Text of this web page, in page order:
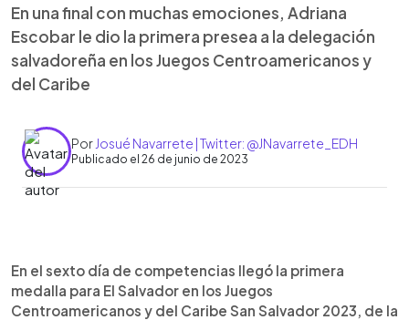
En una final con muchas emociones, Adriana
Escobar le dio la primera presea a la delegación
salvadoreña en los Juegos Centroamericanos y
del Caribe
Por Josué Navarrete | Twitter: @JNavarrete_EDH
Publicado el 26 de junio de 2023
Escuchar artículo
En el sexto día de competencias llegó la primera
medalla para El Salvador en los Juegos
Centroamericanos y del Caribe San Salvador 2023, de la